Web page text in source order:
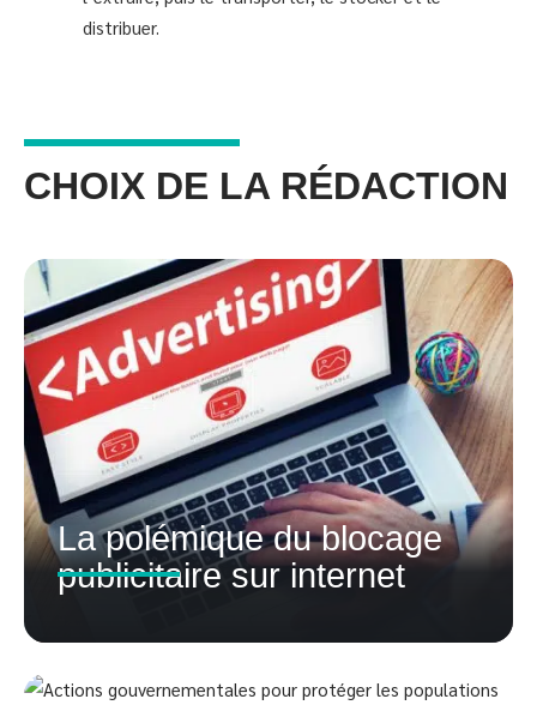
distribuer.
CHOIX DE LA RÉDACTION
La polémique du blocage
publicitaire sur internet